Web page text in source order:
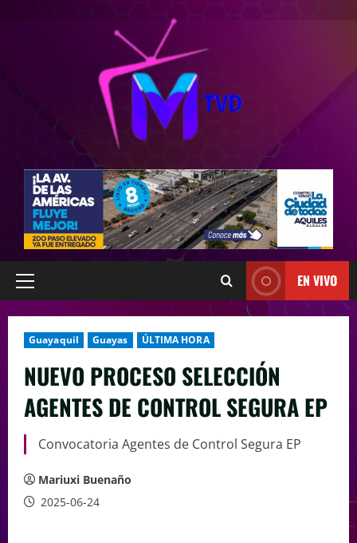
EN VIVO
Guayaquil Guayas ÚLTIMA HORA
NUEVO PROCESO SELECCIÓN
AGENTES DE CONTROL SEGURA EP
Convocatoria Agentes de Control Segura EP
Mariuxi Buenaño
2025-06-24